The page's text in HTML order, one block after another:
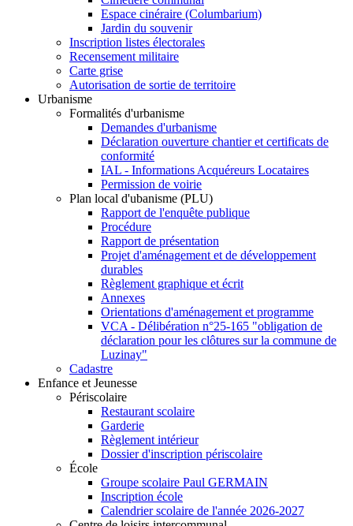
Espace cinéraire (Columbarium)
Jardin du souvenir
Inscription listes électorales
Recensement militaire
Carte grise
Autorisation de sortie de territoire
Urbanisme
Formalités d'urbanisme
Demandes d'urbanisme
Déclaration ouverture chantier et certificats de
conformité
IAL - Informations Acquéreurs Locataires
Permission de voirie
Plan local d'ubanisme (PLU)
Rapport de l'enquête publique
Procédure
Rapport de présentation
Projet d'aménagement et de développement
durables
Règlement graphique et écrit
Annexes
Orientations d'aménagement et programme
VCA - Délibération n°25-165 "obligation de
déclaration pour les clôtures sur la commune de
Luzinay"
Cadastre
Enfance et Jeunesse
Périscolaire
Restaurant scolaire
Garderie
Règlement intérieur
Dossier d'inscription périscolaire
École
Groupe scolaire Paul GERMAIN
Inscription école
Calendrier scolaire de l'année 2026-2027